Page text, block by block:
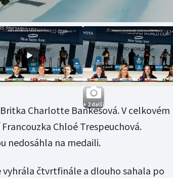
+ 2 další
Charlotte Bankesová. V celkovém
Chloé Trespeuchová.
nedosáhla na medaili.
čtvrtfinále a dlouho sahala po